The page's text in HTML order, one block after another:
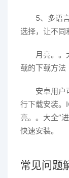
5、多语
选择，让不同
月亮。。
载的下载方法
安卓用户
行下载安装。
亮。。大全”
快速安装。
常见问题